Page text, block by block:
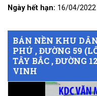
BÁN NỀN KHU
PHÚ , ĐƯỜNG 59
TÂY BẮC , ĐƯỜNG
VINH
Ngày hết hạn: 16/04/2022